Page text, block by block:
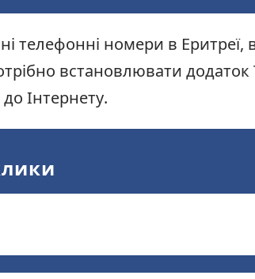
телефонні номери в
встановлювати додаток
Інтернету.